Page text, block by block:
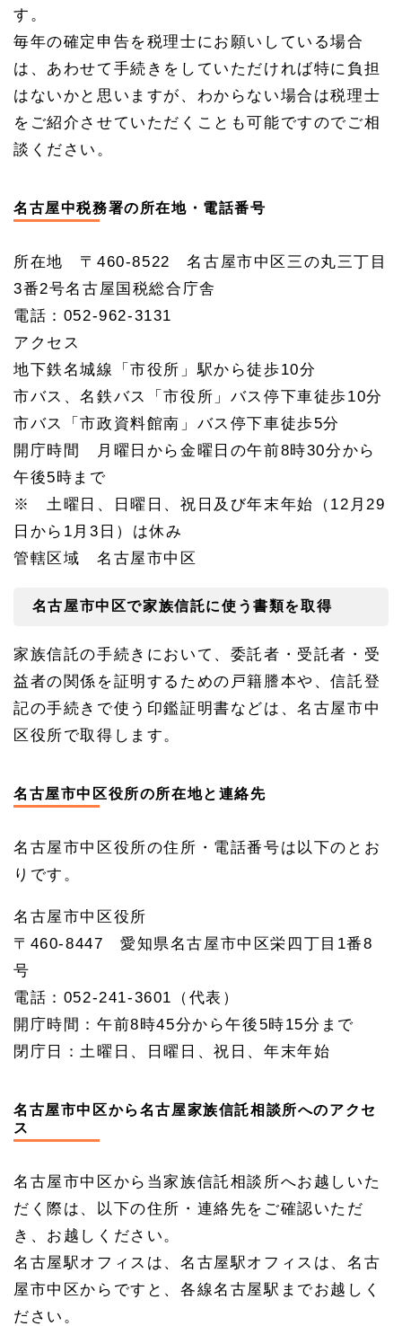
す。
毎年の確定申告を税理士にお願いしている場合
は、あわせて手続きをしていただければ特に負担
はないかと思いますが、わからない場合は税理士
をご紹介させていただくことも可能ですのでご相
談ください。
名古屋中税務署の所在地・電話番号
所在地 〒460-8522 名古屋市中区三の丸三丁目
3番2号名古屋国税総合庁舎
電話：052-962-3131
アクセス
地下鉄名城線「市役所」駅から徒歩10分
市バス、名鉄バス「市役所」バス停下車徒歩10分
市バス「市政資料館南」バス停下車徒歩5分
開庁時間 月曜日から金曜日の午前8時30分から
午後5時まで
※ 土曜日、日曜日、祝日及び年末年始（12月29
日から1月3日）は休み
管轄区域 名古屋市中区
名古屋市中区で家族信託に使う書類を取得
家族信託の手続きにおいて、委託者・受託者・受
益者の関係を証明するための戸籍謄本や、信託登
記の手続きで使う印鑑証明書などは、名古屋市中
区役所で取得します。
名古屋市中区役所の所在地と連絡先
名古屋市中区役所の住所・電話番号は以下のとお
りです。
名古屋市中区役所
〒460-8447 愛知県名古屋市中区栄四丁目1番8
号
電話：052-241-3601（代表）
開庁時間：午前8時45分から午後5時15分まで
閉庁日：土曜日、日曜日、祝日、年末年始
名古屋市中区から名古屋家族信託相談所へのアクセ
ス
名古屋市中区から当家族信託相談所へお越しいた
だく際は、以下の住所・連絡先をご確認いただ
き、お越しください。
名古屋駅オフィスは、名古屋駅オフィスは、名古
屋市中区からですと、各線名古屋駅までお越しく
ださい。